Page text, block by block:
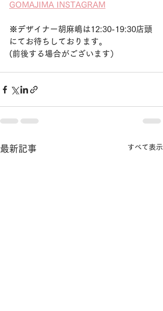
GOMAJIMA INSTAGRAM
※デザイナー胡麻嶋は12:30-19:30店頭
にてお待ちしております。
(前後する場合がございます）
最新記事 すべて表示